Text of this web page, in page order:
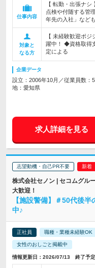
仕事内容
【 転勤・出張ナ
点検や付随する管
年先の入社」など
対象と
なる方
【 未経験歓迎ポ
躍中！ ◆資格取得
定による
企業データ
設立：2006年10月／従業員数：
地：愛知県
求人詳細を見る
志望動機・自己PR不要
株式会社セノン | セコムグル
大歓迎！
【施設警備】＃50代後
中♪
正社員 職種・業種未経験OK
女性のおしごと掲載中
情報更新日：2026/07/13 終了予